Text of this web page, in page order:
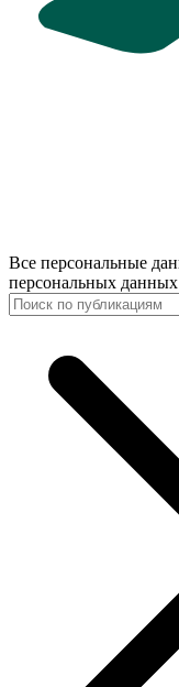
Все персональные
персональных данных